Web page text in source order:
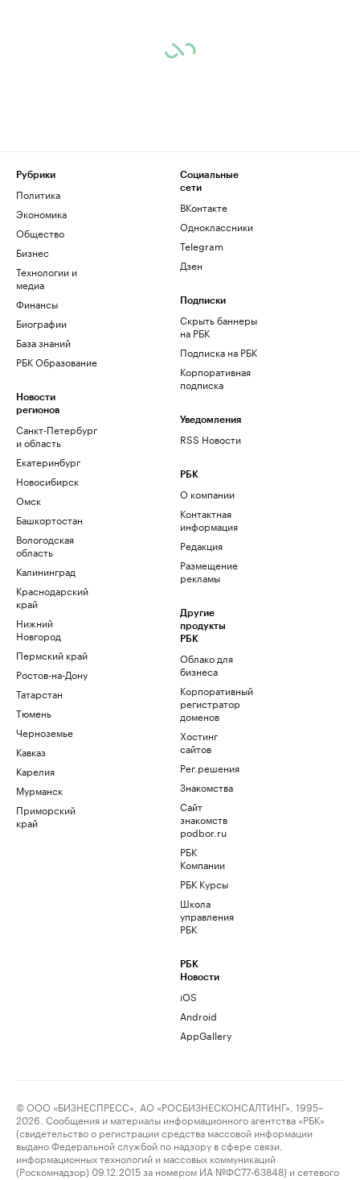
Рубрики
Политика
Экономика
Общество
Бизнес
Технологии и
медиа
Финансы
Биографии
База знаний
РБК Образование
Новости
регионов
Санкт-Петербург
и область
Екатеринбург
Новосибирск
Омск
Башкортостан
Вологодская
область
Калининград
Краснодарский
край
Нижний
Новгород
Пермский край
Ростов-на-Дону
Татарстан
Тюмень
Черноземье
Кавказ
Карелия
Мурманск
Приморский
край
Социальные
сети
ВКонтакте
Одноклассники
Telegram
Дзен
Подписки
Скрыть баннеры
на РБК
Подписка на РБК
Корпоративная
подписка
Уведомления
RSS Новости
РБК
О компании
Контактная
информация
Редакция
Размещение
рекламы
Другие
продукты
РБК
Облако для
бизнеса
Корпоративный
регистратор
доменов
Хостинг
сайтов
Рег.решения
Знакомства
Сайт
знакомств
podbor.ru
РБК
Компании
РБК Курсы
Школа
управления
РБК
РБК
Новости
iOS
Android
AppGallery
© ООО «БИЗНЕСПРЕСС», АО «РОСБИЗНЕСКОНСАЛТИНГ», 1995–
2026. Сообщения и материалы информационного агентства «РБК»
(свидетельство о регистрации средства массовой информации
выдано Федеральной службой по надзору в сфере связи,
информационных технологий и массовых коммуникаций
(Роскомнадзор) 09.12.2015 за номером ИА №ФС77-63848) и сетевого